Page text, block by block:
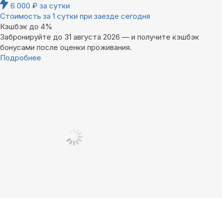
6 000 ₽ за сутки
Стоимость за 1 сутки при заезде сегодня
Кэшбэк до 4%
Забронируйте до 31 августа 2026 — и получите кэшбэк
бонусами после оценки проживания.
Подробнее